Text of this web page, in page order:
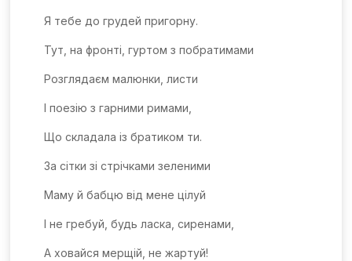
Я тебе до грудей пригорну.
Тут, на фронті, гуртом з побратимами
Розглядаєм малюнки, листи
І поезію з гарними римами,
Що складала із братиком ти.
За сітки зі стрічками зеленими
Маму й бабцю від мене цілуй
І не гребуй, будь ласка, сиренами,
А ховайся мерщій, не жартуй!